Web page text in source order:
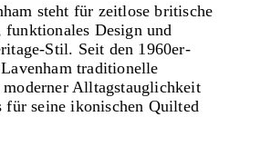
steht für zeitlose britische
funktionales Design und
Stil. Seit den 1960er-
traditionelle
Alltagstauglichkeit
für seine ikonischen Quilted